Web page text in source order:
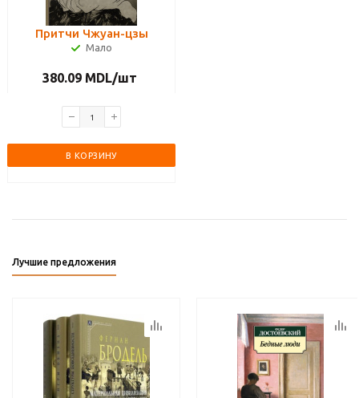
Притчи Чжуан-цзы
Мало
380.09 MDL/шт
В КОРЗИНУ
Лучшие предложения